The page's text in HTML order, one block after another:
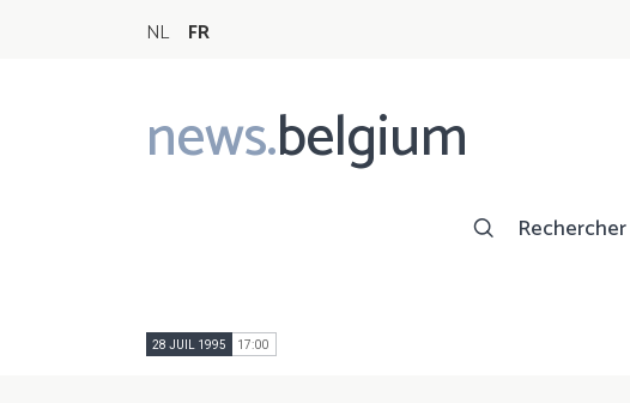
NL FR
news.belgium
Main
navigation
28 JUIL 1995 17:00